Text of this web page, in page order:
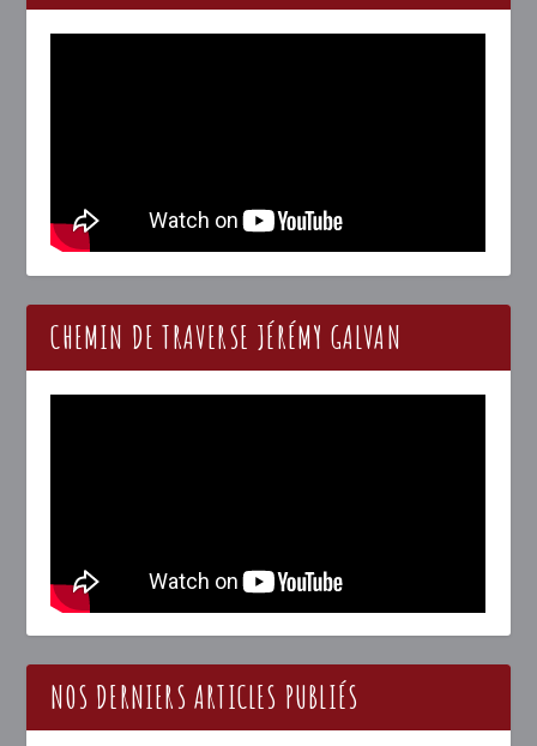
CHEMIN DE TRAVERSE JÉRÉMY GALVAN
NOS DERNIERS ARTICLES PUBLIÉS